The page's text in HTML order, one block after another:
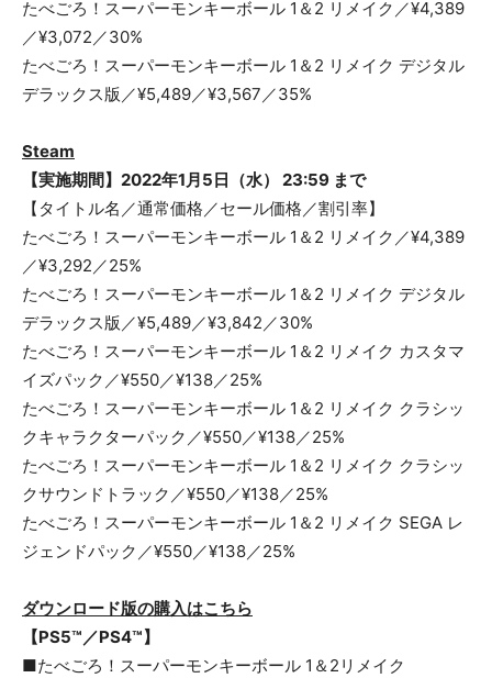
たべごろ！スーパーモンキーボール 1＆2 リメイク／¥4,389
／¥3,072／30%
たべごろ！スーパーモンキーボール 1＆2 リメイク デジタル
デラックス版／¥5,489／¥3,567／35%
Steam
【実施期間】2022年1月5日（水） 23:59 まで
【タイトル名／通常価格／セール価格／割引率】
たべごろ！スーパーモンキーボール 1＆2 リメイク／¥4,389
／¥3,292／25%
たべごろ！スーパーモンキーボール 1＆2 リメイク デジタル
デラックス版／¥5,489／¥3,842／30%
たべごろ！スーパーモンキーボール 1＆2 リメイク カスタマ
イズパック／¥550／¥138／25%
たべごろ！スーパーモンキーボール 1＆2 リメイク クラシッ
クキャラクターパック／¥550／¥138／25%
たべごろ！スーパーモンキーボール 1＆2 リメイク クラシッ
クサウンドトラック／¥550／¥138／25%
たべごろ！スーパーモンキーボール 1＆2 リメイク SEGA レ
ジェンドパック／¥550／¥138／25%
ダウンロード版の購入はこちら
【PS5™／PS4™】
■たべごろ！スーパーモンキーボール 1＆2リメイク